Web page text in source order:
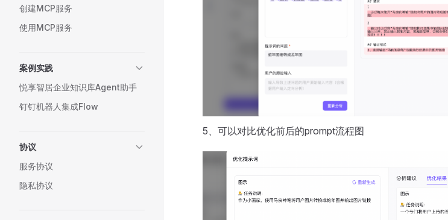
创建MCP服务
使用MCP服务
案例实践
悦享智居企业知识库Agent助手
钉钉机器人集成Flow
协议
服务协议
隐私协议
5、可以对比优化前后的prompt流程图